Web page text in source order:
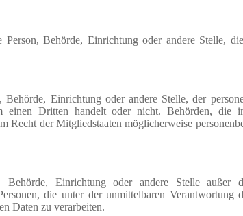
Behörde, Einrichtung oder andere Stelle,
Einrichtung oder andere Stelle, der
Dritten handelt oder nicht. Behörden, die
Recht der Mitgliedstaaten möglicherweise
Einrichtung oder andere Stelle außer
die unter der unmittelbaren Verantwortung
Daten zu verarbeiten.